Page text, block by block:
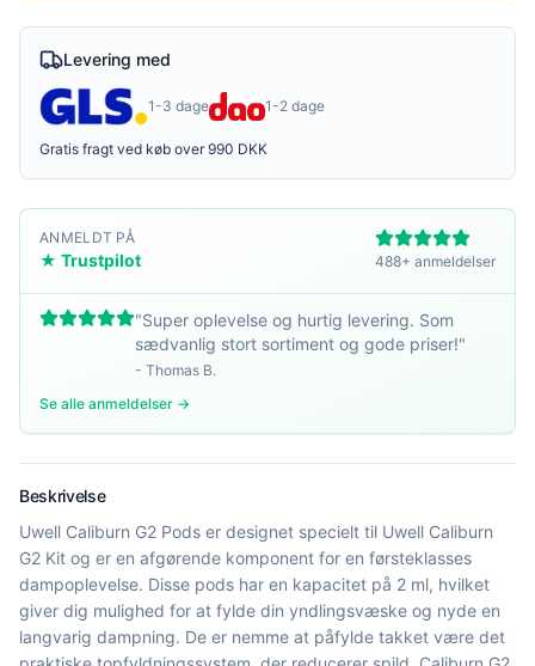
Levering med
1-3 dage 1-2 dage
Gratis fragt ved køb over 990 DKK
ANMELDT PÅ
★ Trustpilot 488+ anmeldelser
"Super oplevelse og hurtig levering. Som
sædvanlig stort sortiment og gode priser!"
- Thomas B.
Se alle anmeldelser →
Beskrivelse
Uwell Caliburn G2 Pods er designet specielt til Uwell Caliburn
G2 Kit og er en afgørende komponent for en førsteklasses
dampoplevelse. Disse pods har en kapacitet på 2 ml, hvilket
giver dig mulighed for at fylde din yndlingsvæske og nyde en
langvarig dampning. De er nemme at påfylde takket være det